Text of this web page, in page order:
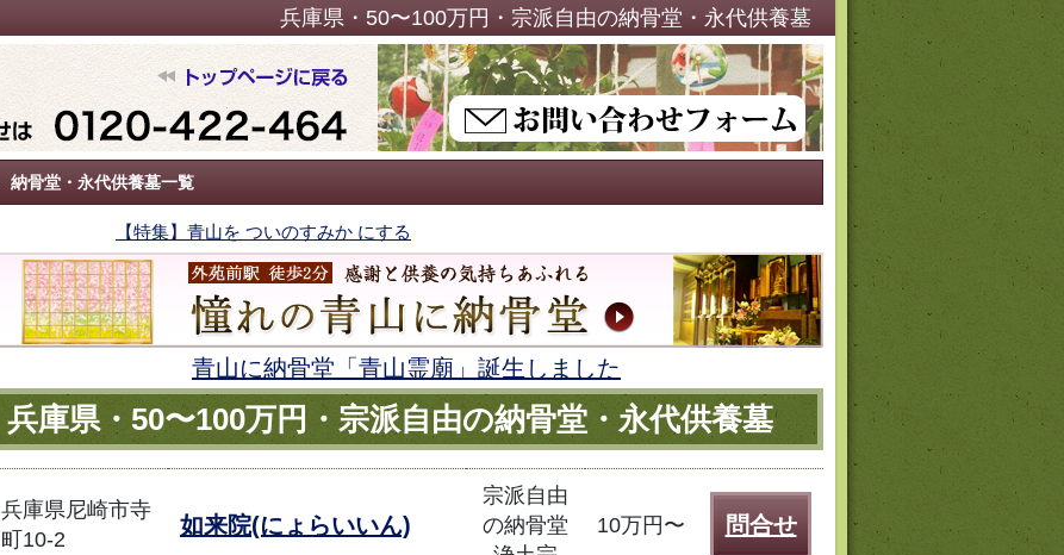
兵庫県・50〜100万円・宗派自由の納骨堂・永代供養墓
納骨堂・永代供養墓一覧
【特集】青山を ついのすみか にする
青山に納骨堂「青山霊廟」誕生しました
兵庫県・50〜100万円・宗派自由の納骨堂・永代供養墓
兵庫県尼崎市寺
町10-2
如来院(にょらいいん)
宗派自由
の納骨堂
10万円〜 問合せ